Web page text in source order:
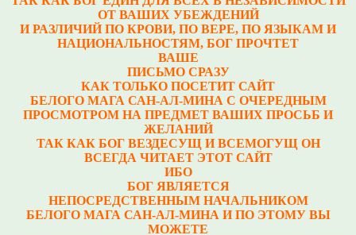
ОТ ВАШИХ УБЕЖДЕНИЙ
И РАЗЛИЧИЙ ПО КРОВИ, ПО ВЕРЕ, ПО ЯЗЫКАМ И
НАЦИОНАЛЬНОСТЯМ, БОГ ПРОЧТЕТ
ВАШЕ
ПИСЬМО СРАЗУ
КАК ТОЛЬКО ПОСЕТИТ САЙТ
БЕЛОГО МАГА САН-АЛ-МИНА С ОЧЕРЕДНЫМ
ПРОСМОТРОМ НА ПРЕДМЕТ ВАШИХ ПРОСЬБ И
ЖЕЛАНИЙ
ТАК КАК БОГ ВЕЗДЕСУЩ И ВСЕМОГУЩ ОН
ВСЕГДА ЧИТАЕТ ЭТОТ САЙТ
ИБО
БОГ ЯВЛЯЕТСЯ
НЕПОСРЕДСТВЕННЫМ НАЧАЛЬНИКОМ
БЕЛОГО МАГА САН-АЛ-МИНА И ПО ЭТОМУ ВЫ
МОЖЕТЕ